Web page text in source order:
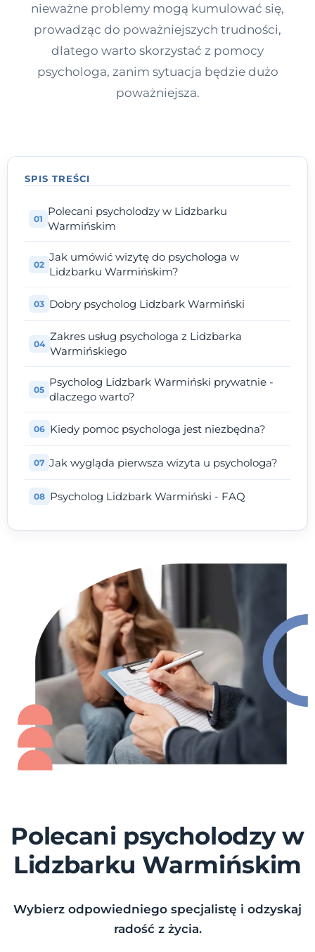
nieważne problemy mogą kumulować się,
prowadząc do poważniejszych trudności,
dlatego warto skorzystać z pomocy
psychologa, zanim sytuacja będzie dużo
poważniejsza.
SPIS TREŚCI
Polecani psycholodzy w Lidzbarku
Warmińskim
Jak umówić wizytę do psychologa w
Lidzbarku Warmińskim?
Dobry psycholog Lidzbark Warmiński
Zakres usług psychologa z Lidzbarka
Warmińskiego
Psycholog Lidzbark Warmiński prywatnie -
dlaczego warto?
Kiedy pomoc psychologa jest niezbędna?
Jak wygląda pierwsza wizyta u psychologa?
Psycholog Lidzbark Warmiński - FAQ
Polecani psycholodzy w
Lidzbarku Warmińskim
Wybierz odpowiedniego specjalistę i odzyskaj
radość z życia.